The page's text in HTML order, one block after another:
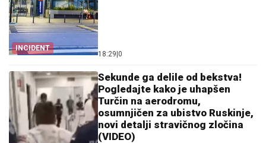
INCIDENT
18:29 0
Sekunde ga delile od bekstva!
Pogledajte kako je uhapšen
Turčin na aerodromu,
osumnjičen za ubistvo Ruskinje,
novi detalji stravičnog zločina
(VIDEO)